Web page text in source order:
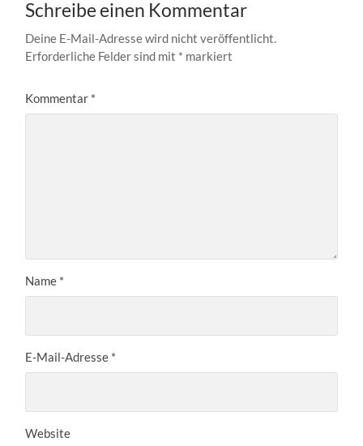
Schreibe einen Kommentar
Deine E-Mail-Adresse wird nicht veröffentlicht.
Erforderliche Felder sind mit * markiert
Kommentar *
Name *
E-Mail-Adresse *
Website